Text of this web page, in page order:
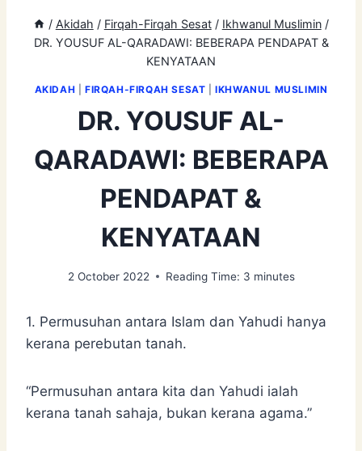
/ Akidah / Firqah-Firqah Sesat / Ikhwanul Muslimin /
DR. YOUSUF AL-QARADAWI: BEBERAPA PENDAPAT &
KENYATAAN
AKIDAH |FIRQAH-FIRQAH SESAT |IKHWANUL MUSLIMIN
DR. YOUSUF AL-
QARADAWI: BEBERAPA
PENDAPAT &
KENYATAAN
2 October 2022 Reading Time: 3 minutes
1. Permusuhan antara Islam dan Yahudi hanya
kerana perebutan tanah.
“Permusuhan antara kita dan Yahudi ialah
kerana tanah sahaja, bukan kerana agama.”